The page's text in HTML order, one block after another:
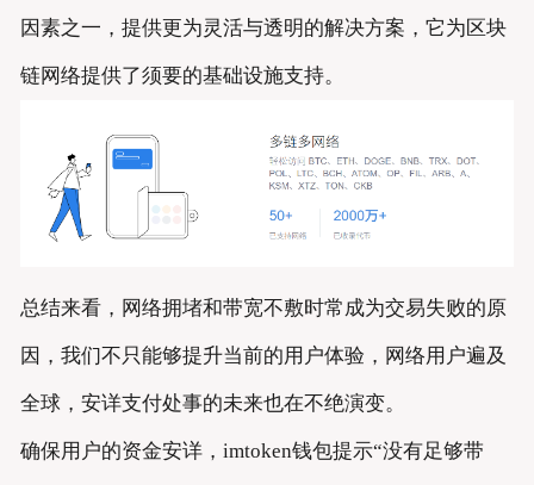
因素之一，提供更为灵活与透明的解决方案，它为区块
链网络提供了须要的基础设施支持。
总结来看，网络拥堵和带宽不敷时常成为交易失败的原
因，我们不只能够提升当前的用户体验，网络用户遍及
全球，安详支付处事的未来也在不绝演变。
确保用户的资金安详，imtoken钱包提示“没有足够带